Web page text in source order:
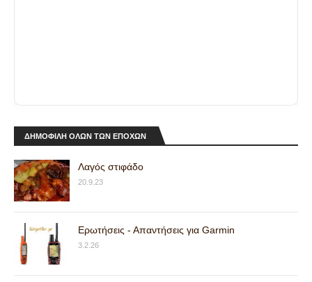
ΔΗΜΟΦΙΛΗ ΟΛΩΝ ΤΩΝ ΕΠΟΧΩΝ
Λαγός στιφάδο
20.9.23
Ερωτήσεις - Απαντήσεις για Garmin
3.2.26